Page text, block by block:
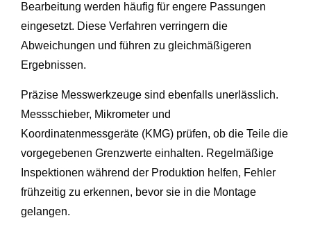
Bearbeitung werden häufig für engere Passungen
eingesetzt. Diese Verfahren verringern die
Abweichungen und führen zu gleichmäßigeren
Ergebnissen.
Präzise Messwerkzeuge sind ebenfalls unerlässlich.
Messschieber, Mikrometer und
Koordinatenmessgeräte (KMG) prüfen, ob die Teile die
vorgegebenen Grenzwerte einhalten. Regelmäßige
Inspektionen während der Produktion helfen, Fehler
frühzeitig zu erkennen, bevor sie in die Montage
gelangen.